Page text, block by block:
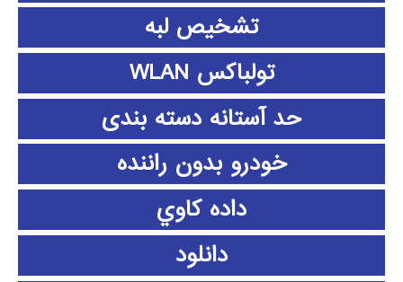
تشخیص لبه
تولباکس WLAN
حد آستانه دسته بندی
خودرو بدون راننده
داده كاوي
دانلود